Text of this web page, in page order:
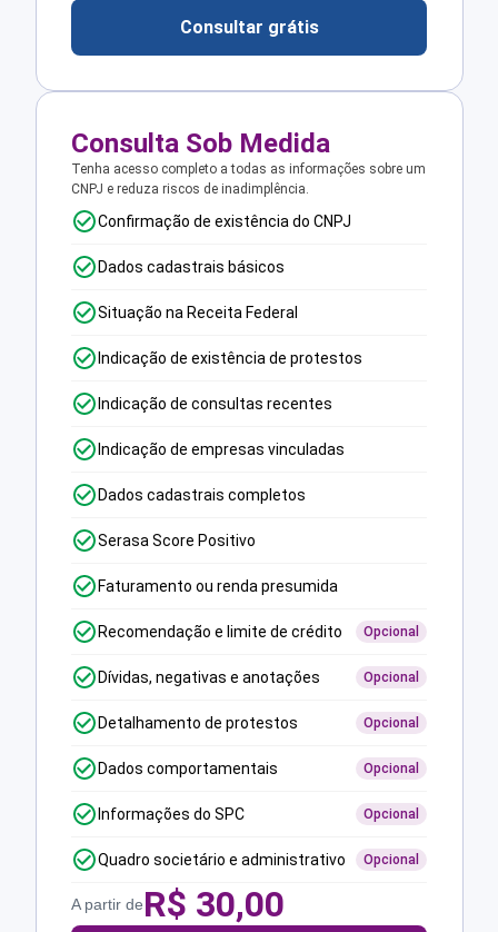
Consultar grátis
Consulta Sob Medida
Tenha acesso completo a todas as informações sobre um
CNPJ e reduza riscos de inadimplência.
Confirmação de existência do CNPJ
Dados cadastrais básicos
Situação na Receita Federal
Indicação de existência de protestos
Indicação de consultas recentes
Indicação de empresas vinculadas
Dados cadastrais completos
Serasa Score Positivo
Faturamento ou renda presumida
Recomendação e limite de crédito Opcional
Dívidas, negativas e anotações Opcional
Detalhamento de protestos Opcional
Dados comportamentais Opcional
Informações do SPC Opcional
Quadro societário e administrativo Opcional
A partir deR$ 30,00